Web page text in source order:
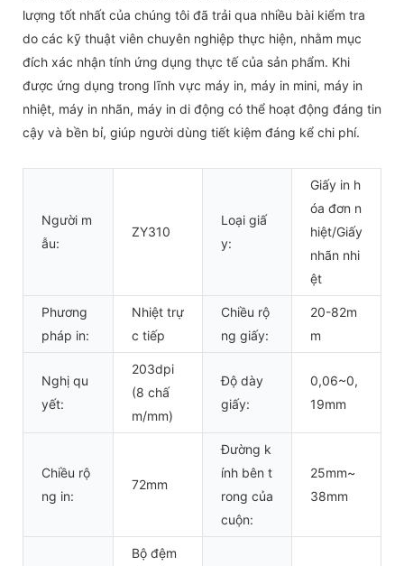
lượng tốt nhất của chúng tôi đã trải qua nhiều bài kiểm tra
do các kỹ thuật viên chuyên nghiệp thực hiện, nhằm mục
đích xác nhận tính ứng dụng thực tế của sản phẩm. Khi
được ứng dụng trong lĩnh vực máy in, máy in mini, máy in
nhiệt, máy in nhãn, máy in di động có thể hoạt động đáng tin
cậy và bền bỉ, giúp người dùng tiết kiệm đáng kể chi phí.
Người m
ẫu:
ZY310
Loại giấ
y:
Giấy in h
óa đơn n
hiệt/Giấy
nhãn nhi
ệt
Phương
pháp in:
Nhiệt trự
c tiếp
Chiều rộ
ng giấy:
20-82m
m
Nghị qu
yết:
203dpi
(8 chấ
m/mm)
Độ dày
giấy:
0,06~0,
19mm
Chiều rộ
ng in:
72mm
Đường k
ính bên t
rong của
cuộn:
25mm~
38mm
Bộ đệm